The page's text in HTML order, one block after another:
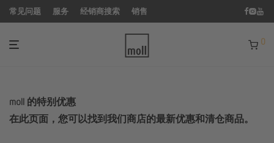
常见问题 服务 经销商搜索 销售
0
moll 的特别优惠
在此页面，您可以找到我们商店的最新优惠和清仓商品。